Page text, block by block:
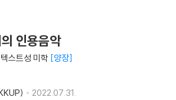
인용음악
스트성 미학 양장
2022.07.31.